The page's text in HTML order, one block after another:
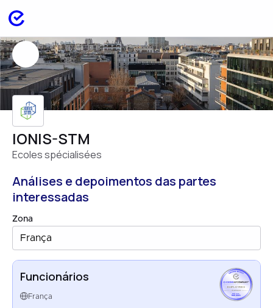
IONIS-STM
Ecoles spécialisées
Análises e depoimentos das partes
interessadas
Zona
França
Funcionários
França
EMPLOYEES
FRANCE
SEP 2025